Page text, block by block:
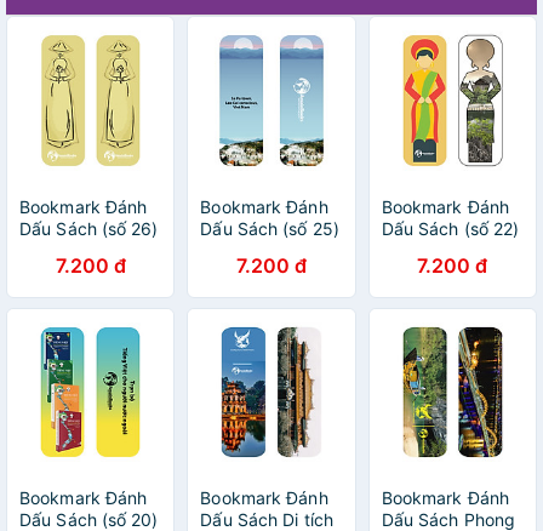
Bookmark Đánh
Dấu Sách (số 26)
7.200 đ
Bookmark Đánh
Dấu Sách (số 25)
7.200 đ
Bookmark Đánh
Dấu Sách (số 22)
7.200 đ
Bookmark Đánh
Dấu Sách (số 20)
Bookmark Đánh
Dấu Sách Di tích
Bookmark Đánh
Dấu Sách Phong